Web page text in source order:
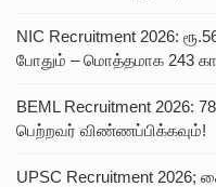
NIC Recruitment 2026:
போதும் – மொத்தமாக 243
BEML Recruitment 2026:
பெற்றவர் விண்ணப்பிக்கவும்!
UPSC Recruitment 2026;